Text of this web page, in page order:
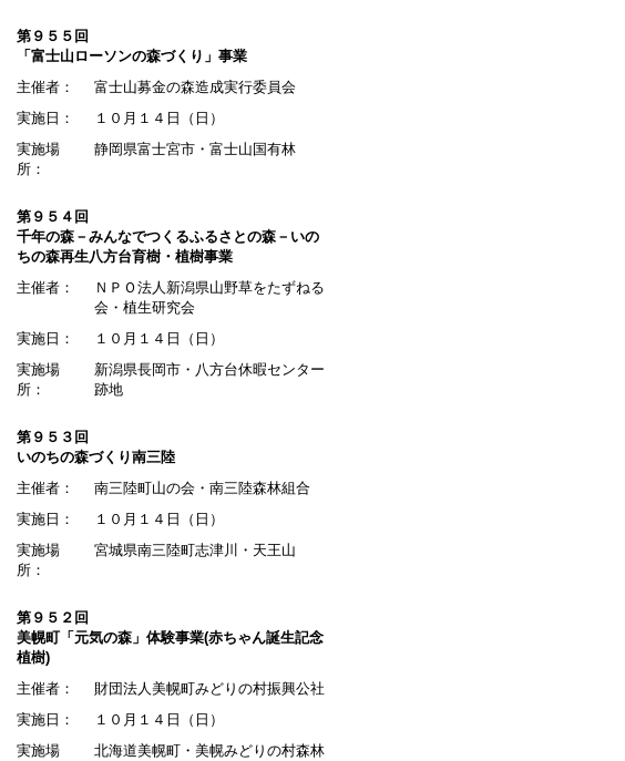
第９５５回
「富士山ローソンの森づくり」事業
主催者：
富士山募金の森造成実行委員会
実施日：
１０月１４日（日）
実施場
所：
静岡県富士宮市・富士山国有林
第９５４回
千年の森－みんなでつくるふるさとの森－いの
ちの森再生八方台育樹・植樹事業
主催者：
ＮＰＯ法人新潟県山野草をたずねる
会・植生研究会
実施日：
１０月１４日（日）
実施場
所：
新潟県長岡市・八方台休暇センター
跡地
第９５３回
いのちの森づくり南三陸
主催者：
南三陸町山の会・南三陸森林組合
実施日：
１０月１４日（日）
実施場
所：
宮城県南三陸町志津川・天王山
第９５２回
美幌町「元気の森」体験事業(赤ちゃん誕生記念
植樹)
主催者：
財団法人美幌町みどりの村振興公社
実施日：
１０月１４日（日）
実施場
北海道美幌町・美幌みどりの村森林